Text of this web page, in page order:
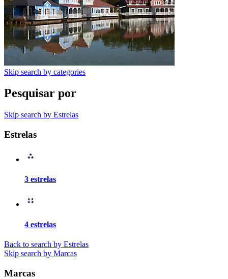
Skip search by categories
Pesquisar por
Skip search by Estrelas
Estrelas
3 estrelas
4 estrelas
Back to search by Estrelas
Skip search by Marcas
Marcas